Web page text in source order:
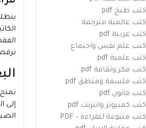
إلى
كتب طبخ pdf
كتب عالمية مترجمة
كتب عربية pdf
كتب علم نفس واجتماع
كتب علمية pdf
كتب فكر وثقافة pdf
كتب فلسفة ومنطق pdf
كتب قانون pdf
كتب كمبيوتر وانترنت pdf
كتب متنوعة للقراءة – PDF